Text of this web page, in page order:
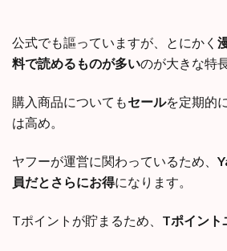
公式でも謳っていますが、とにかく
料で読めるものが多いのが大きな特
購入商品についてもセールを定期的
は高め。
ヤフーが運営に関わっているため、
員だとさらにお得になります。
Tポイントが貯まるため、 Tポイント